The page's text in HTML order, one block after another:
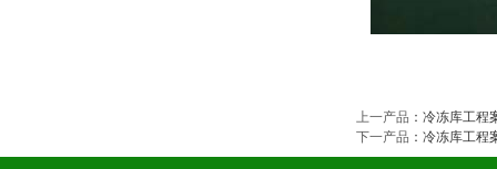
上一产品 ： 冷冻库工程
下一产品 ： 冷冻库工程